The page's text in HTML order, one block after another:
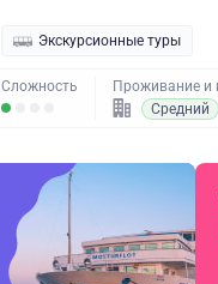
Экскурсионные туры
Сложность
Проживание и
Средний